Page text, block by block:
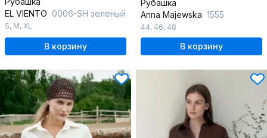
EL VIENTO 0006-SH зеленый
S, M, XL
В корзину
Рубашка
Anna Majewska 1555
44, 46, 48
В корзину